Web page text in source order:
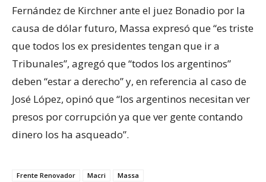
Fernández de Kirchner ante el juez Bonadio por la
causa de dólar futuro, Massa expresó que “es triste
que todos los ex presidentes tengan que ir a
Tribunales”, agregó que “todos los argentinos”
deben “estar a derecho” y, en referencia al caso de
José López, opinó que “los argentinos necesitan ver
presos por corrupción ya que ver gente contando
dinero los ha asqueado”.
Frente Renovador Macri Massa